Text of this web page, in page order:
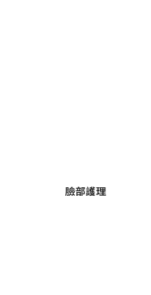
臉部護理